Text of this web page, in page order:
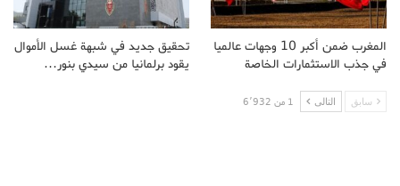
المغرب ضمن أكبر 10 وجهات عالميا
في جذب الاستثمارات الخاصة
تحقيق جديد في شبهة غسل الأموال
يقود برلمانيا من سيدي بنور…
سابق التالى 1 من 6٬932